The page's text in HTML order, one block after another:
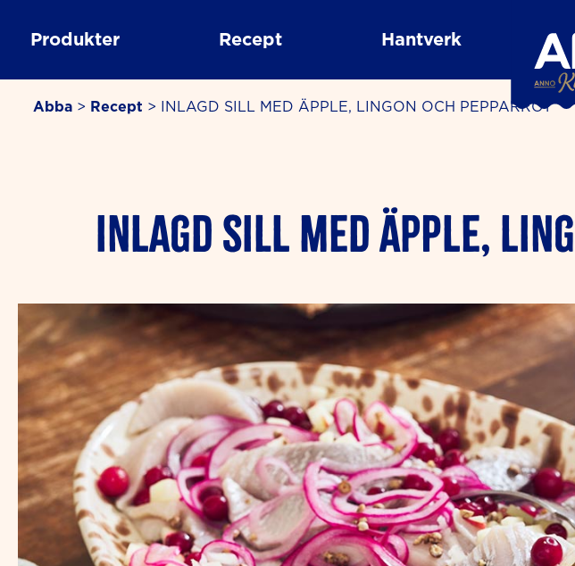
Produkter Recept Hantverk
Abba> Recept > INLAGD SILL MED ÄPPLE, LINGON OCH PEPPARROT
INLAGD SILL MED ÄPPLE,